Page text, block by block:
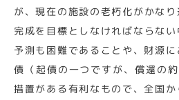
が、現在の施設の老朽化がかな
完成を目標としなければならな
予測も困難であることや、財源
債（起債の一つですが、償還の
措置がある有利なもので、全国